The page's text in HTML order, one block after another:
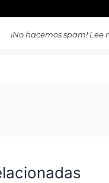
¡No hacemos spam! Lee